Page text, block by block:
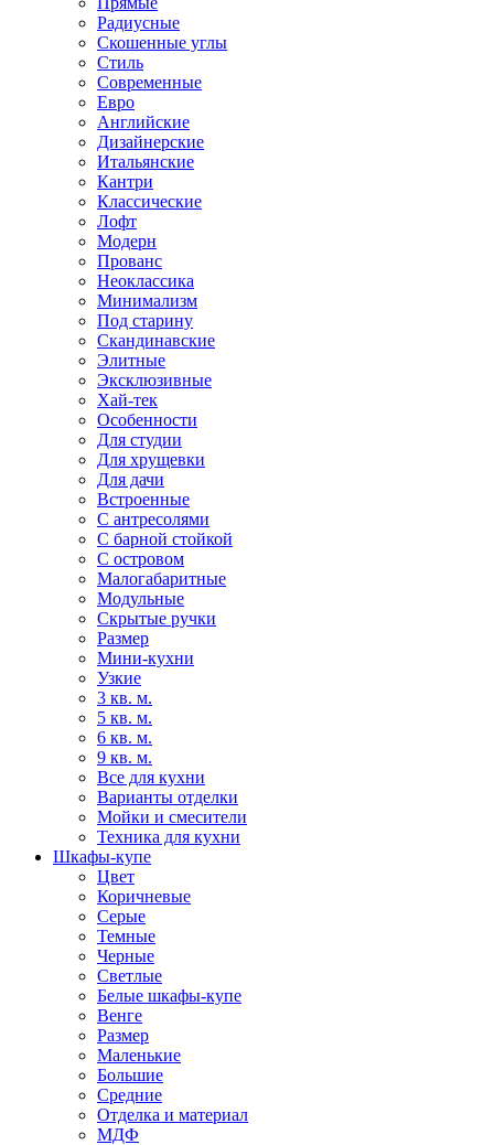
Радиусные
Скошенные углы
Стиль
Современные
Евро
Английские
Дизайнерские
Итальянские
Кантри
Классические
Лофт
Модерн
Прованс
Неоклассика
Минимализм
Под старину
Скандинавские
Элитные
Эксклюзивные
Хай-тек
Особенности
Для студии
Для хрущевки
Для дачи
Встроенные
С антресолями
С барной стойкой
С островом
Малогабаритные
Модульные
Скрытые ручки
Размер
Мини-кухни
Узкие
3 кв. м.
5 кв. м.
6 кв. м.
9 кв. м.
Все для кухни
Варианты отделки
Мойки и смесители
Техника для кухни
Шкафы-купе
Цвет
Коричневые
Серые
Темные
Черные
Светлые
Белые шкафы-купе
Венге
Размер
Маленькие
Большие
Средние
Отделка и материал
МДФ